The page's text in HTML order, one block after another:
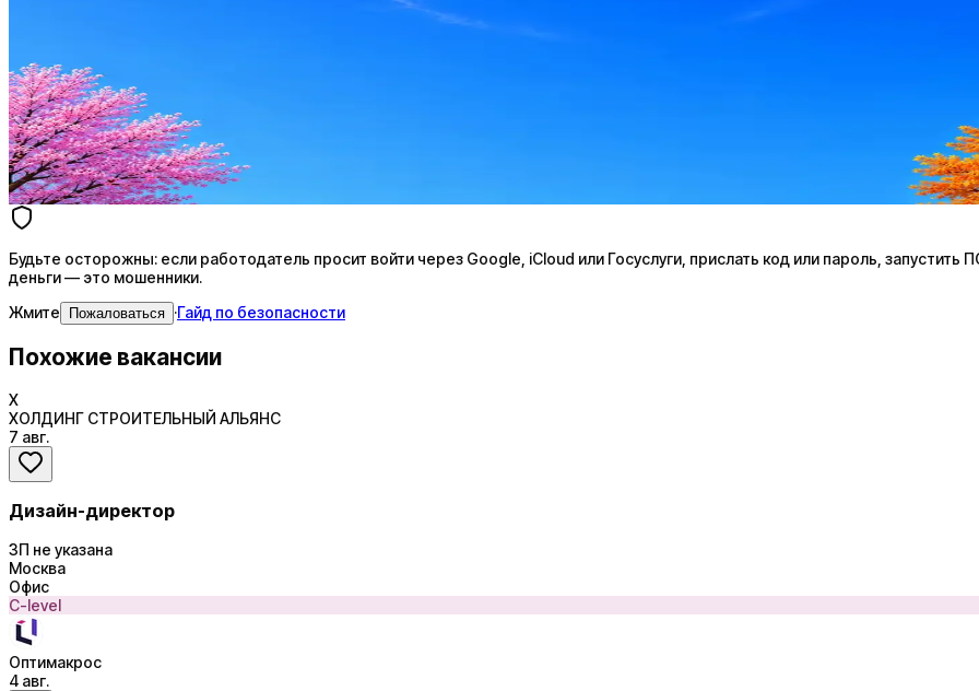
Стратегия поиска с AI: рынки, позиции, вилка, каналы
AI-адаптация отклика под вакансию
AI генерация сопроводительных писем
4 990 ₽/мес
Купить доступ
Будьте осторожны: если работодатель просит войти через Google, iCloud или Госуслуги, прислать код или пароль, запустить
деньги — это мошенники.
Жмите
Пожаловаться ·Гайд по безопасности
Похожие вакансии
Х
ХОЛДИНГ СТРОИТЕЛЬНЫЙ АЛЬЯНС
7 авг.
Дизайн-директор
ЗП не указана
Москва
Офис
C-level
Оптимакрос
4 авг.